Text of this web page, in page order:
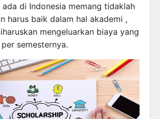
di Indonesia memang tidaklah
harus baik dalam hal akademi ,
mengeluarkan biaya yang
semesternya.